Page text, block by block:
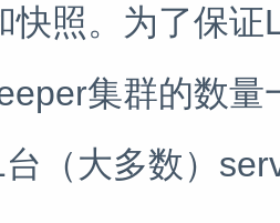
快照。为了保
集群的数
（大多数）